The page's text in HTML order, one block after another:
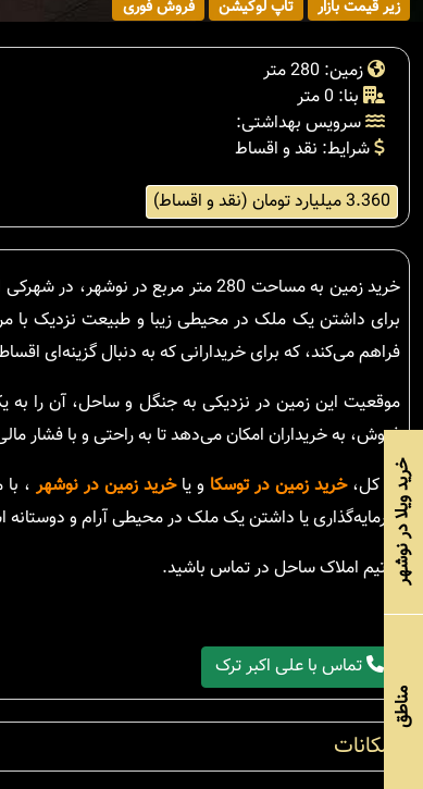
زیر قیمت بازار تاپ لوکیشن فروش فوری
زمین: 280 متر
بنا: 0 متر
سرویس بهداشتی:
شرایط: نقد و اقساط
3.360 میلیارد تومان (نقد و اقساط)
برای داشتن یک ملک در محیطی زیبا و طبیعت نزدیک با
فراهم می‌کند، که برای خریدارانی که به دنبال گزینه‌ای
موقعیت این زمین در نزدیکی به جنگل و ساحل، آن را به
فروش، به خریداران امکان می‌دهد تا به راحتی و با فشار
در کل،خرید زمین در توسکا و یاخرید زمین در نوشهر ،
سرمایه‌گذاری یا داشتن یک ملک در محیطی آرام و
با تیم املاک ساحل در تماس باشید.
تماس با علی اکبر ترک
امکانات
خرید ویلا در نوشهر
مناطق